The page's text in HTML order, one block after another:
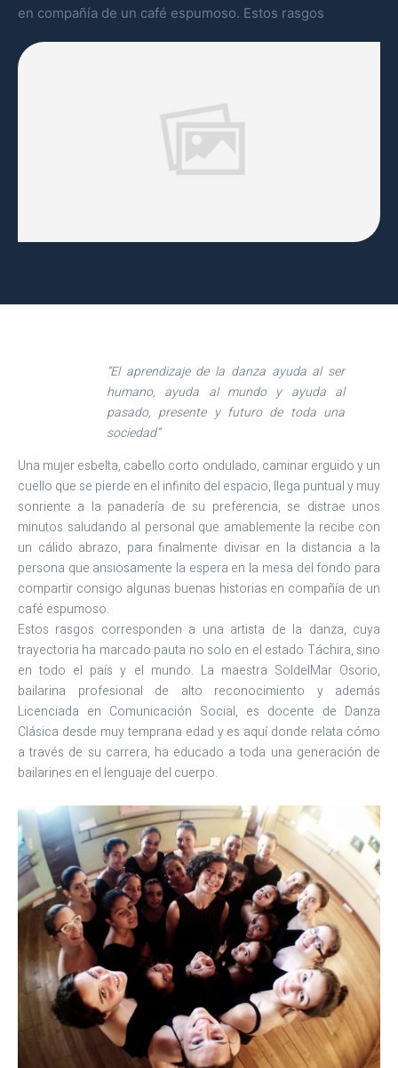
en compañía de un café espumoso. Estos rasgos
“El aprendizaje de la danza ayuda al ser
humano, ayuda al mundo y ayuda al
pasado, presente y futuro de toda una
sociedad”
Una mujer esbelta, cabello corto ondulado, caminar erguido y un
cuello que se pierde en el infinito del espacio, llega puntual y muy
sonriente a la panadería de su preferencia, se distrae unos
minutos saludando al personal que amablemente la recibe con
un cálido abrazo, para finalmente divisar en la distancia a la
persona que ansiosamente la espera en la mesa del fondo para
compartir consigo algunas buenas historias en compañía de un
café espumoso.
Estos rasgos corresponden a una artista de la danza, cuya
trayectoria ha marcado pauta no solo en el estado Táchira, sino
en todo el país y el mundo. La maestra SoldelMar Osorio,
bailarina profesional de alto reconocimiento y además
Licenciada en Comunicación Social, es docente de Danza
Clásica desde muy temprana edad y es aquí donde relata cómo
a través de su carrera, ha educado a toda una generación de
bailarines en el lenguaje del cuerpo.